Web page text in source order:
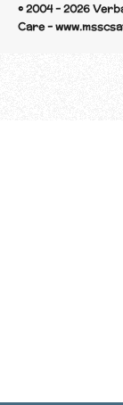
© 2004 - 2026
Care -